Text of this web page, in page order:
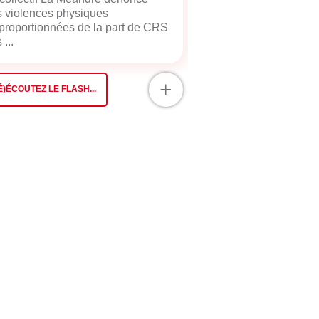
violences physiques
de la part de CRS
...
LE FLASH... +